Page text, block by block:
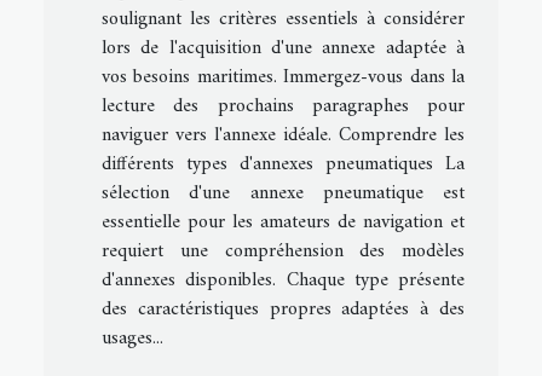
soulignant les critères essentiels à considérer
lors de l'acquisition d'une annexe adaptée à
vos besoins maritimes. Immergez-vous dans la
lecture des prochains paragraphes pour
naviguer vers l'annexe idéale. Comprendre les
différents types d'annexes pneumatiques La
sélection d'une annexe pneumatique est
essentielle pour les amateurs de navigation et
requiert une compréhension des modèles
d'annexes disponibles. Chaque type présente
des caractéristiques propres adaptées à des
usages...